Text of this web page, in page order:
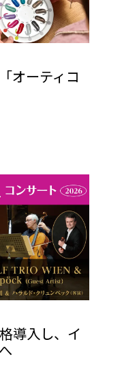
オーティコ
導入し、イ